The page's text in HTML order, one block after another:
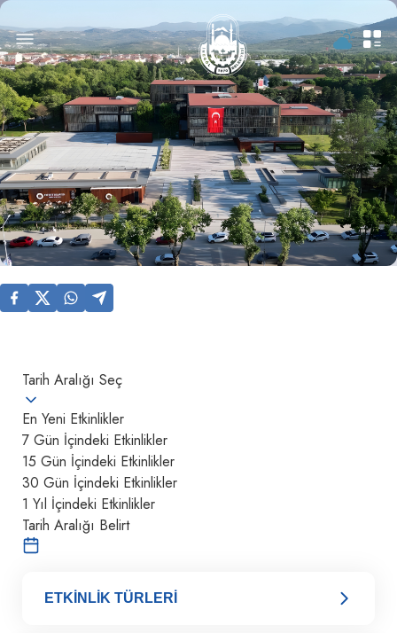
Tarih Aralığı Seç
En Yeni Etkinlikler
7 Gün İçindeki Etkinlikler
15 Gün İçindeki Etkinlikler
30 Gün İçindeki Etkinlikler
1 Yıl İçindeki Etkinlikler
Tarih Aralığı Belirt
ETKİNLİK TÜRLERİ